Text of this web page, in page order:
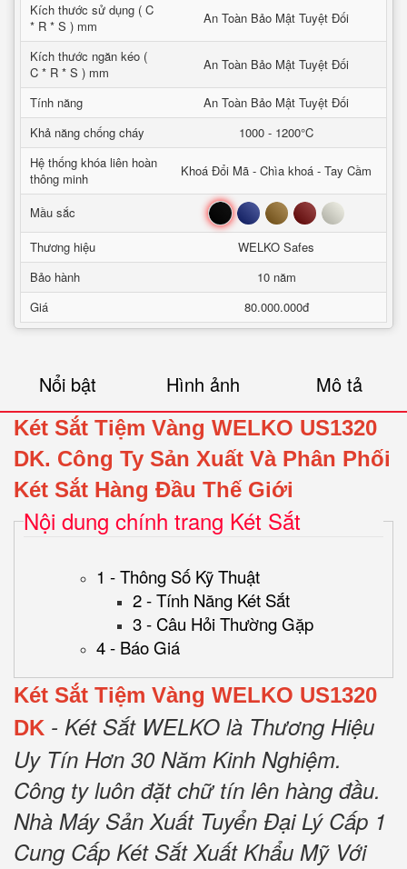
Kích thước sử dụng ( C
* R * S ) mm
An Toàn Bảo Mật Tuyệt Đối
Kích thước ngăn kéo (
C * R * S ) mm
An Toàn Bảo Mật Tuyệt Đối
Tính năng
An Toàn Bảo Mật Tuyệt Đối
Khả năng chống cháy
1000 - 1200°C
Hệ thống khóa liên hoàn
thông minh
Khoá Đổi Mã - Chìa khoá - Tay Cầm
Mầu sắc Đen Xanh Nâu Đỏ Trắng
Thương hiệu
WELKO Safes
Bảo hành
10 năm
Giá
80.000.000đ
Nổi bật Hình ảnh Mô tả
Két Sắt Tiệm Vàng WELKO US1320
DK. Công Ty Sản Xuất Và Phân Phối
Két Sắt Hàng Đầu Thế Giới
Nội dung chính trang Két Sắt
1 - Thông Số Kỹ Thuật
2 - Tính Năng Két Sắt
3 - Câu Hỏi Thường Gặp
4 - Báo Giá
Két Sắt Tiệm Vàng WELKO US1320
DK - Két Sắt WELKO là Thương Hiệu
Uy Tín Hơn 30 Năm Kinh Nghiệm.
Công ty luôn đặt chữ tín lên hàng đầu.
Nhà Máy Sản Xuất Tuyển Đại Lý Cấp 1
Cung Cấp Két Sắt Xuất Khẩu Mỹ Với